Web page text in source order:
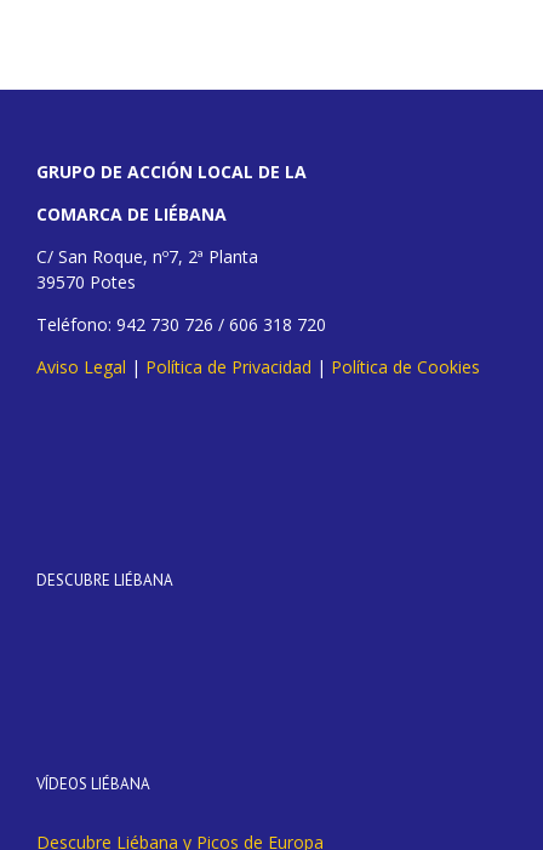
GRUPO DE ACCIÓN LOCAL DE LA
COMARCA DE LIÉBANA
C/ San Roque, nº7, 2ª Planta
39570 Potes
Teléfono: 942 730 726 / 606 318 720
Aviso Legal | Política de Privacidad | Política de Cookies
DESCUBRE LIÉBANA
VÍDEOS LIÉBANA
Descubre Liébana y Picos de Europa